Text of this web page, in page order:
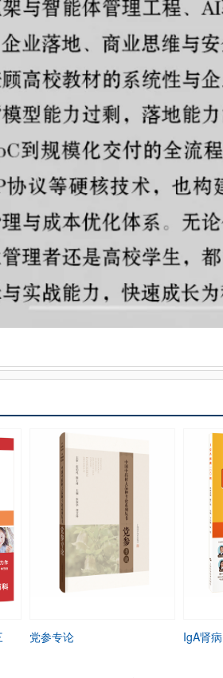
党参专论 IgA肾